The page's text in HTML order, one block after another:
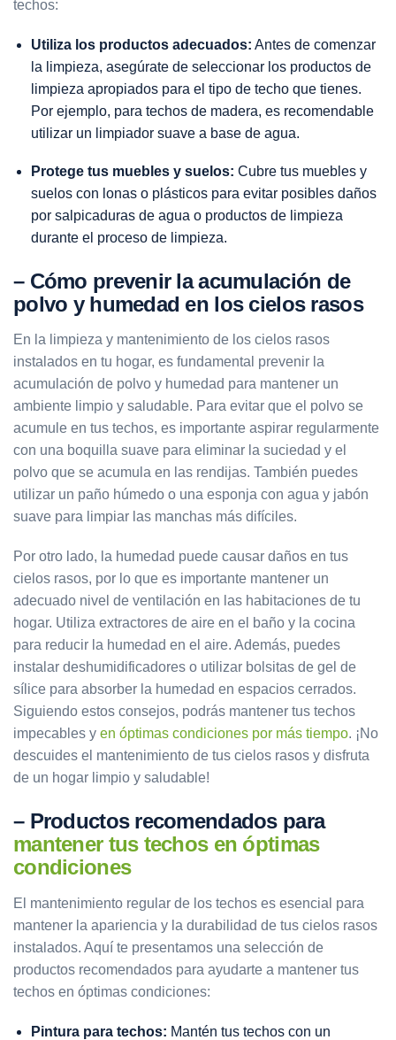
techos:
Utiliza los productos adecuados: Antes de comenzar
la limpieza, asegúrate de seleccionar los productos de
limpieza apropiados para el tipo de techo que tienes.
Por ejemplo, para techos de madera, es recomendable
utilizar un limpiador suave a base de agua.
Protege tus muebles y suelos: Cubre tus muebles y
suelos con lonas o plásticos para evitar posibles daños
por salpicaduras de agua o productos de limpieza
durante el proceso de limpieza.
– Cómo prevenir la acumulación de
polvo y humedad en los cielos rasos
En la limpieza y mantenimiento de los cielos rasos
instalados en tu hogar, es fundamental prevenir la
acumulación de polvo y humedad para mantener un
ambiente limpio y saludable. Para evitar que el polvo se
acumule en tus techos, es importante aspirar regularmente
con una boquilla suave para eliminar la suciedad y el
polvo que se acumula en las rendijas. También puedes
utilizar un paño húmedo o una esponja con agua y jabón
suave para limpiar las manchas más difíciles.
Por otro lado, la humedad puede causar daños en tus
cielos rasos, por lo que es importante mantener un
adecuado nivel de ventilación en las habitaciones de tu
hogar. Utiliza extractores de aire en el baño y la cocina
para reducir la humedad en el aire. Además, puedes
instalar deshumidificadores o utilizar bolsitas de gel de
sílice para absorber la humedad en espacios cerrados.
Siguiendo estos consejos, podrás mantener tus techos
impecables y en óptimas condiciones por más tiempo. ¡No
descuides el mantenimiento de tus cielos rasos y disfruta
de un hogar limpio y saludable!
– Productos recomendados para
mantener tus techos en óptimas
condiciones
El mantenimiento regular de los techos es esencial para
mantener la apariencia y la durabilidad de tus cielos rasos
instalados. Aquí te presentamos una selección de
productos recomendados para ayudarte a mantener tus
techos en óptimas condiciones:
Pintura para techos: Mantén tus techos con un